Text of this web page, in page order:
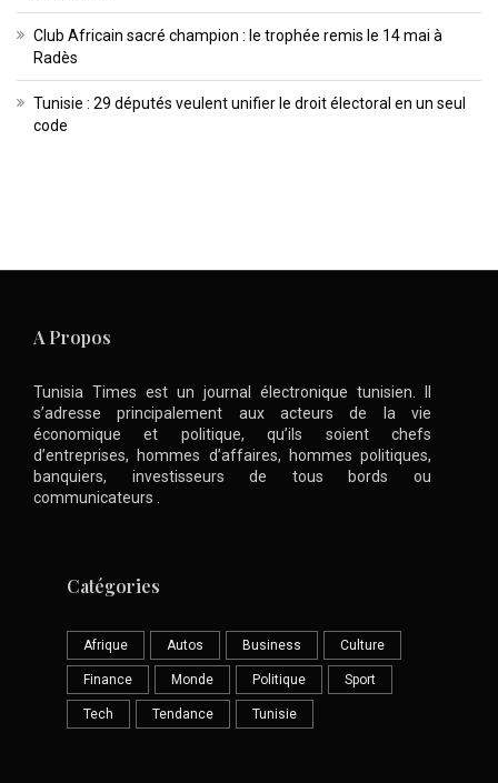
Club Africain sacré champion : le trophée remis le 14 mai à
Radès
Tunisie : 29 députés veulent unifier le droit électoral en un seul
code
A Propos
Tunisia Times est un journal électronique tunisien. Il
s’adresse principalement aux acteurs de la vie
économique et politique, qu’ils soient chefs
d’entreprises, hommes d’affaires, hommes politiques,
banquiers, investisseurs de tous bords ou
communicateurs .
Catégories
Afrique Autos Business Culture
Finance Monde Politique Sport
Tech Tendance Tunisie